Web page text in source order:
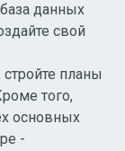
данных
свой
планы
того,
основных
-